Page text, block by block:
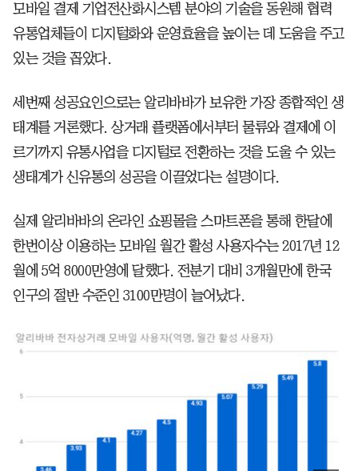
모바일 결제 기업전산화시스템 분야의 기술을 동원해 협력
유통업체들이 디지털화와 운영효율을 높이는 데 도움을 주고
있는 것을 꼽았다.
세번째 성공요인으로는 알리바바가 보유한 가장 종합적인 생
태계를 거론했다. 상거래 플랫폼에서부터 물류와 결제에 이
르기까지 유통사업을 디지털로 전환하는 것을 도울 수 있는
생태계가 신유통의 성공을 이끌었다는 설명이다.
실제 알리바바의 온라인 쇼핑몰을 스마트폰을 통해 한달에
한번이상 이용하는 모바일 월간 활성 사용자수는 2017년 12
월에 5억 8000만영에 달했다. 전분기 대비 3개월만에 한국
인구의 절반 수준인 3100만명이 늘어났다.